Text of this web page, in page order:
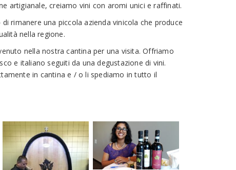
artigianale, creiamo vini con aromi unici e raffinati.
rimanere una piccola azienda vinicola che produce
nella regione.
nella nostra cantina per una visita. Offriamo
e italiano seguiti da una degustazione di vini.
in cantina e / o li spediamo in tutto il